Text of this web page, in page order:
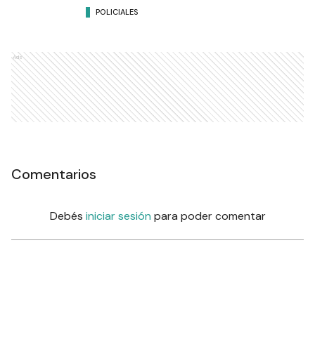
POLICIALES
Ads
Comentarios
Debés iniciar sesión para poder comentar